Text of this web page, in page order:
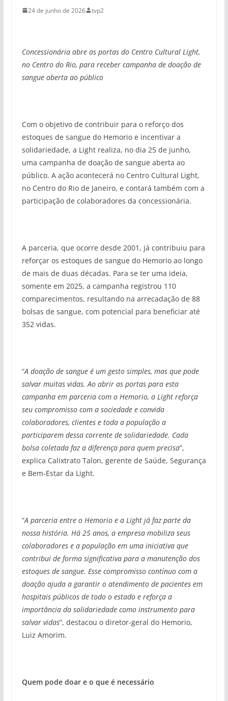
24 de junho de 2026 tvp2
Concessionária abre as portas do Centro Cultural Light,
no Centro do Rio, para receber campanha de doação de
sangue aberta ao público
Com o objetivo de contribuir para o reforço dos
estoques de sangue do Hemorio e incentivar a
solidariedade, a Light realiza, no dia 25 de junho,
uma campanha de doação de sangue aberta ao
público. A ação acontecerá no Centro Cultural Light,
no Centro do Rio de Janeiro, e contará também com a
participação de colaboradores da concessionária.
A parceria, que ocorre desde 2001, já contribuiu para
reforçar os estoques de sangue do Hemorio ao longo
de mais de duas décadas. Para se ter uma ideia,
somente em 2025, a campanha registrou 110
comparecimentos, resultando na arrecadação de 88
bolsas de sangue, com potencial para beneficiar até
352 vidas.
“A doação de sangue é um gesto simples, mas que pode
salvar muitas vidas. Ao abrir as portas para esta
campanha em parceria com o Hemorio, a Light reforça
seu compromisso com a sociedade e convida
colaboradores, clientes e toda a população a
participarem dessa corrente de solidariedade. Cada
bolsa coletada faz a diferença para quem precisa”,
explica Calixtrato Talon, gerente de Saúde, Segurança
e Bem-Estar da Light.
“A parceria entre o Hemorio e a Light já faz parte da
nossa história. Há 25 anos, a empresa mobiliza seus
colaboradores e a população em uma iniciativa que
contribui de forma significativa para a manutenção dos
estoques de sangue. Esse compromisso contínuo com a
doação ajuda a garantir o atendimento de pacientes em
hospitais públicos de todo o estado e reforça a
importância da solidariedade como instrumento para
salvar vidas”, destacou o diretor-geral do Hemorio,
Luiz Amorim.
Quem pode doar e o que é necessário